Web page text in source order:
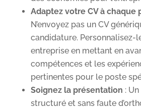
Adaptez votre CV à chaque
N’envoyez pas un CV
candidature. Personnalisez-
entreprise en mettant en
compétences et les
pertinentes pour le poste
Soignez la présentation :
structuré et sans faute